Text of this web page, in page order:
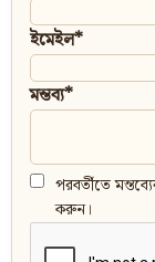
ইমেইল*
মন্তব্য*
পরবর্তীতে
করুন।